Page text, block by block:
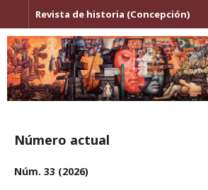
Revista de historia (Concepción)
Número actual
Núm. 33 (2026)